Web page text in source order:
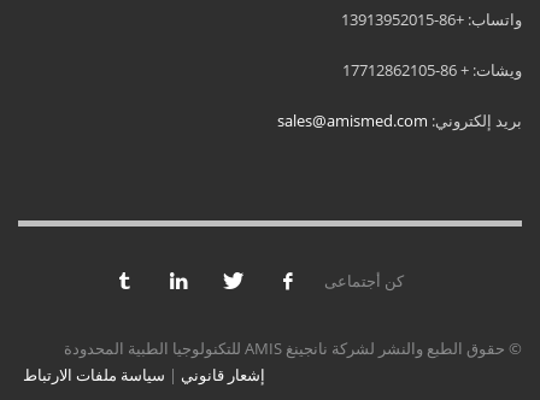
واتساب: +86-13913952015
ويشات: + 86-17712862105
بريد إلكتروني: sales@amismed.com
كن أجتماعى
© حقوق الطبع والنشر لشركة نانجينغ AMIS للتكنولوجيا الطبية المحدودة
إشعار قانوني | سياسة ملفات الارتباط